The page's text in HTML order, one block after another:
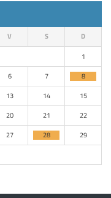
V S D
1
6 7
8
13 14
15
20 21
22
27 28
29